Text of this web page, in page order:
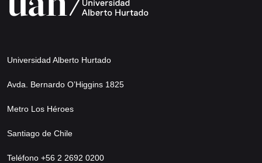
Universidad Alberto Hurtado
Avda. Bernardo O’Higgins 1825
Metro Los Héroes
Santiago de Chile
Teléfono +56 2 2692 0200